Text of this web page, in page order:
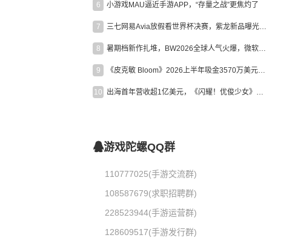
6 小游戏MAU逼近手游APP，“存量之战”更焦灼了
7 三七网易Avia放假看世界杯决赛，紫龙新品曝光，米哈游新作上线 | 陀螺周报
8 暑期档新作扎堆，BW2026全球人气火爆，微软XBOX大裁员|陀螺周报
9 《皮克敏 Bloom》2026上半年吸金3570万美元，中国台湾成最大市场
10 出海首年营收超1亿美元，《闪耀！优俊少女》美国市场占比达七成
游戏陀螺QQ群
110777025(手游交流群)
108587679(求职招聘群)
228523944(手游运营群)
128609517(手游发行群)